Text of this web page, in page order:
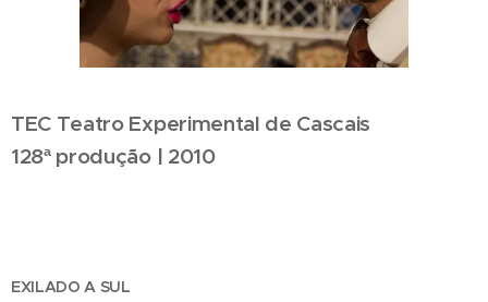
TEC Teatro Experimental de Cascais
128ª produção | 2010
EXILADO A SUL